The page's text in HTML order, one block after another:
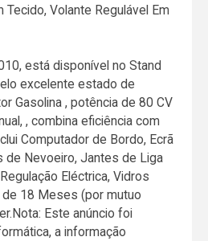
Volante Regulável Em
está disponível no Stand
excelente estado de
Gasolina , potência de 80 CV
, combina eficiência com
Computador de Bordo, Ecrã
de Nevoeiro, Jantes de Liga
Eléctrica, Vidros
18 Meses (por mutuo
Este anúncio foi
a informação